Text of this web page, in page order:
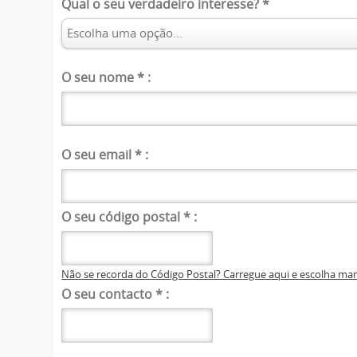
Qual o seu verdadeiro interesse?*
O seu nome* :
O seu email* :
O seu código postal* :
Não se recorda do Código Postal? Carregue aqui e escolha
O seu contacto* :